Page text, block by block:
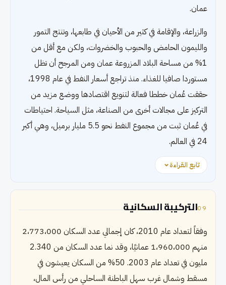
عمان.
والزراعة، والإقامة في كثير من الأحيان في طابعها، وتنتج التمور
والليمون الحامض والحبوب والخضروات، ولكن مع أقل من
1% من مساحة البلاد المزروعة عمان ومن المرجح أن تظل
مستوردا صافيا للغذاء. منذ تراجع أسعار النفط في عام 1998،
حققت عُمان خططا فعالة لتنويع اقتصادها ووضع مزيد من
التركيز على مجالات أخرى من الصناعة، مثل السياحة. احتياطات
في عُمان ثبت من مجموع النفط نحو 5.5 مليار برميل، وهي أكبر
24 في العالم.
تابع القراءة
09التركيبة السكانية
وفقاً لتعداد عام 2010، كان إجمالي عدد السكان 2،773،000
منهم 1،960،000 عمانيًا، وقد نما عدد السكان من 2.340
مليون في تعداد عام 2003. 50% من السكان يعيشون في
مسقط وشمال غرب سهل الباطنة الساحلي من رأس المال،